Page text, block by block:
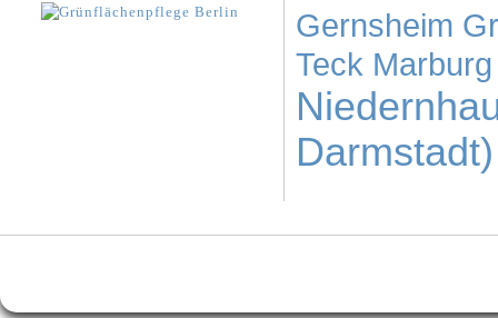
Gernsheim
Teck Marburg
Darmstadt)